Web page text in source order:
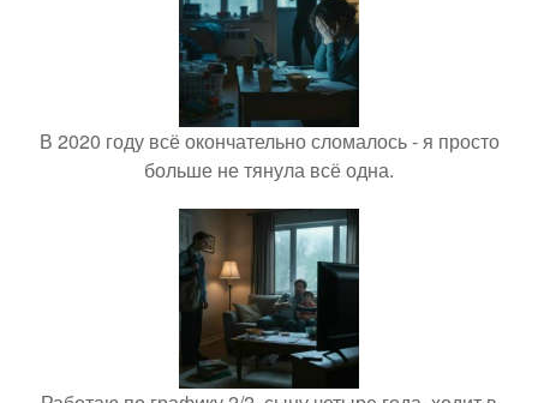
В 2020 году всё окончательно сломалось - я просто
больше не тянула всё одна.